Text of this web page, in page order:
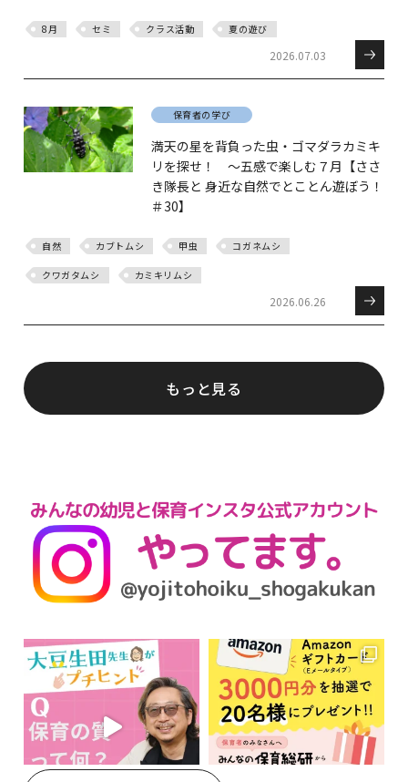
8月 セミ クラス活動 夏の遊び
2026.07.03
保育者の学び
満天の星を背負った虫・ゴマダラカミキ
リを探せ！ ～五感で楽しむ７月【ささ
き隊長と 身近な自然でとことん遊ぼう！
＃30】
自然 カブトムシ 甲虫 コガネムシ
クワガタムシ カミキリムシ
2026.06.26
もっと見る